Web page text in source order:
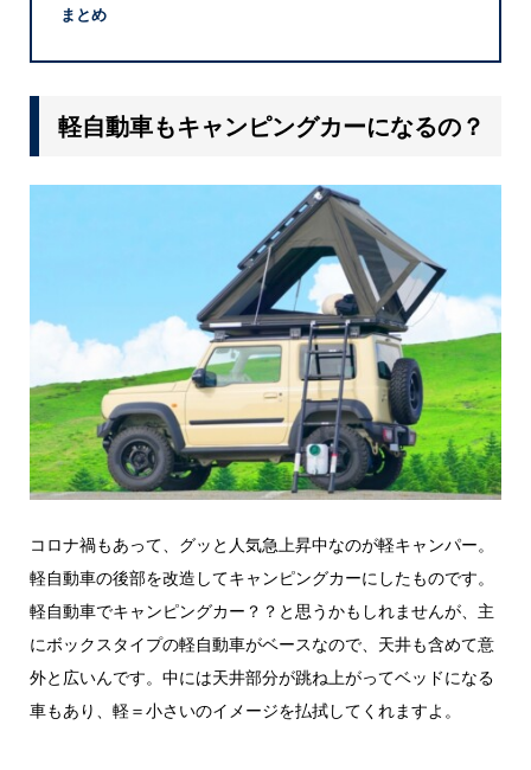
まとめ
軽自動車もキャンピングカーになるの？
コロナ禍もあって、グッと人気急上昇中なのが軽キャンパー。
軽自動車の後部を改造してキャンピングカーにしたものです。
軽自動車でキャンピングカー？？と思うかもしれませんが、主
にボックスタイプの軽自動車がベースなので、天井も含めて意
外と広いんです。中には天井部分が跳ね上がってベッドになる
車もあり、軽＝小さいのイメージを払拭してくれますよ。